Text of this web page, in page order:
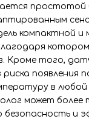
простотой
компактной и
Кроме того,
риска
в
может
и